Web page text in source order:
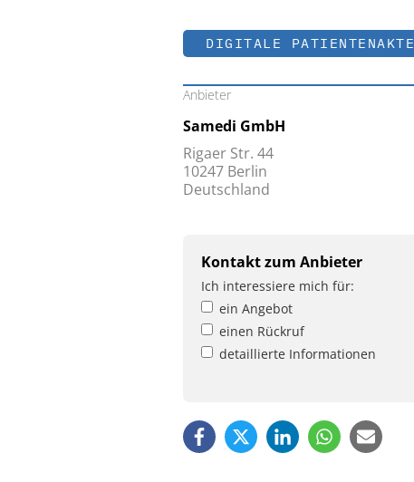
DIGITALE PATIENTENAKTE
Anbieter
Samedi GmbH
Rigaer Str. 44
10247 Berlin
Deutschland
Kontakt zum Anbieter
Ich interessiere mich für:
ein Angebot
einen Rückruf
detaillierte Informationen